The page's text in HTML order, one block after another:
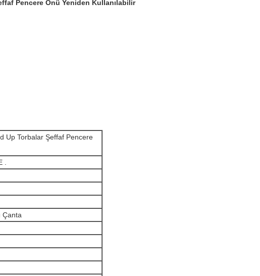
Pencere Önü Yeniden Kullanılabilir
Up Torbalar Şeffaf Pencere
Çanta